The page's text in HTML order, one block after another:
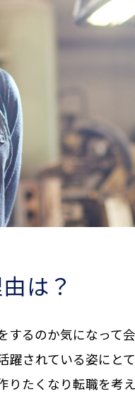
は？
るのか気になって
されている姿にとて
たくなり転職を考